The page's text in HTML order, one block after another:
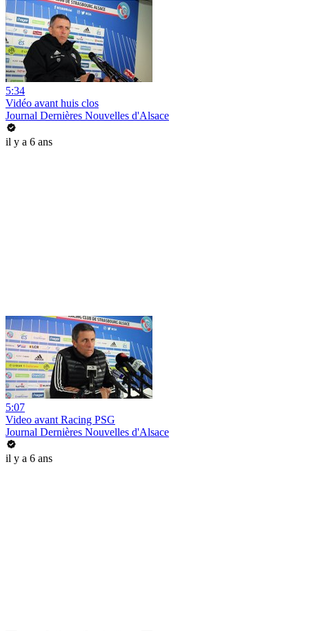
5:34
Vidéo avant huis clos
Journal Dernières Nouvelles d'Alsace
il y a 6 ans
5:07
Video avant Racing PSG
Journal Dernières Nouvelles d'Alsace
il y a 6 ans